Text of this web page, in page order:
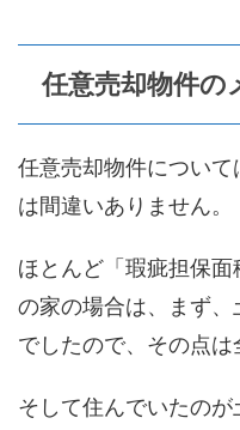
任意売却物件の
任意売却物件について
は間違いありません。
ほとんど「瑕疵担保
の家の場合は、まず
でしたので、その点は
そして住んでいたの